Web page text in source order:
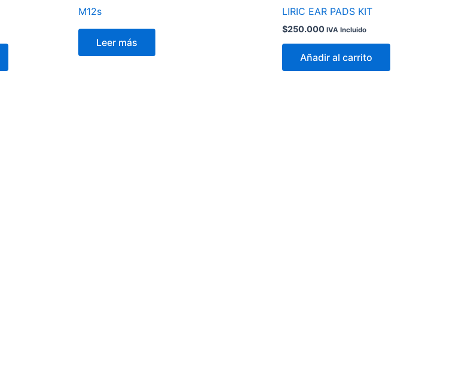
M12s
Leer más
LIRIC EAR PADS KIT
$250.000 IVA Incluido
Añadir al carrito